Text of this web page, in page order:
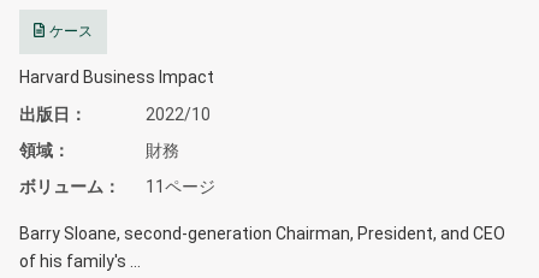
ケース
Harvard Business Impact
出版日
2022/10
領域
財務
ボリューム
11ページ
Barry Sloane, second-generation Chairman, President, and CEO
of his family's …